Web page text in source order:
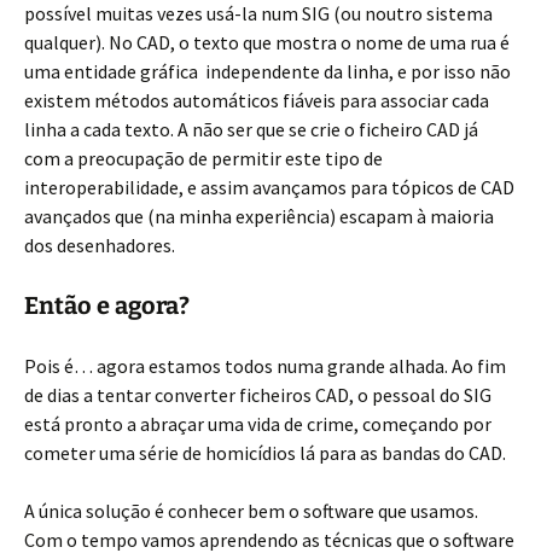
possível muitas vezes usá-la num SIG (ou noutro sistema
qualquer). No CAD, o texto que mostra o nome de uma rua é
uma entidade gráfica independente da linha, e por isso não
existem métodos automáticos fiáveis para associar cada
linha a cada texto. A não ser que se crie o ficheiro CAD já
com a preocupação de permitir este tipo de
interoperabilidade, e assim avançamos para tópicos de CAD
avançados que (na minha experiência) escapam à maioria
dos desenhadores.
Então e agora?
Pois é… agora estamos todos numa grande alhada. Ao fim
de dias a tentar converter ficheiros CAD, o pessoal do SIG
está pronto a abraçar uma vida de crime, começando por
cometer uma série de homicídios lá para as bandas do CAD.
A única solução é conhecer bem o software que usamos.
Com o tempo vamos aprendendo as técnicas que o software